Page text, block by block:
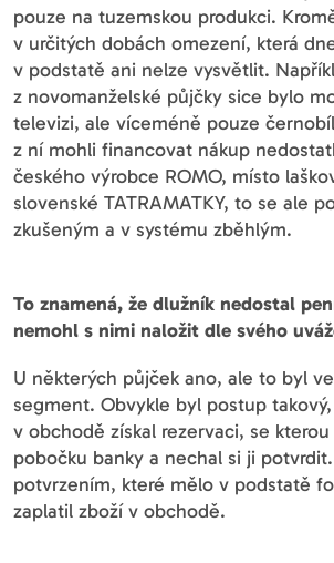
pouze na tuzemskou produkci.
v určitých dobách omezení, která
v podstatě ani nelze vysvětlit.
z novomanželské půjčky sice bylo
televizi, ale víceméně pouze
z ní mohli financovat nákup
českého výrobce ROMO, místo
slovenské TATRAMATKY, to se ale
zkušeným a v systému zběhlým.
To znamená, že dlužník nedostal
nemohl s nimi naložit dle svého
U některých půjček ano, ale to byl
segment. Obvykle byl postup
v obchodě získal rezervaci, se
pobočku banky a nechal si ji
potvrzením, které mělo v podstatě
zaplatil zboží v obchodě.